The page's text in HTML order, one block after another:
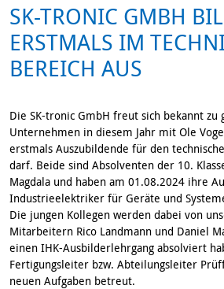
SK-TRONIC GMBH
ERSTMALS IM
BEREICH AUS
Die SK-tronic GmbH freut sich bekannt zu
Unternehmen in diesem Jahr mit Ole
erstmals Auszubildende für den
darf. Beide sind Absolventen der 10.
Magdala und haben am 01.08.2024 ihre
Industrieelektriker für Geräte und
Die jungen Kollegen werden dabei von
Mitarbeitern Rico Landmann und Daniel
einen IHK-Ausbilderlehrgang absolviert
Fertigungsleiter bzw. Abteilungsleiter
neuen Aufgaben betreut.